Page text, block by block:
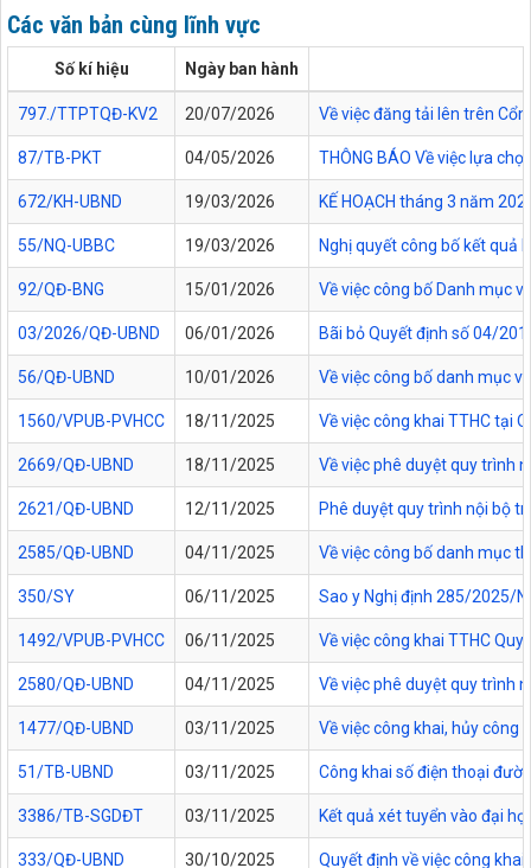
Các văn bản cùng lĩnh vực
Số kí hiệu Ngày ban hành
797./TTPTQĐ-KV2 20/07/2026 Về việc đăng tải lên trên
87/TB-PKT 04/05/2026 THÔNG BÁO Về việc lựa
672/KH-UBND 19/03/2026 KẾ HOẠCH tháng 3 năm
55/NQ-UBBC 19/03/2026 Nghị quyết công bố kết quả
92/QĐ-BNG 15/01/2026 Về việc công bố Danh mục
03/2026/QĐ-UBND 06/01/2026 Bãi bỏ Quyết định số 04/
56/QĐ-UBND 10/01/2026 Về việc công bố danh mục
1560/VPUB-PVHCC 18/11/2025 Về việc công khai TTHC tại
2669/QĐ-UBND 18/11/2025 Về việc phê duyệt quy trình
2621/QĐ-UBND 12/11/2025 Phê duyệt quy trình nội bộ
2585/QĐ-UBND 04/11/2025 Về việc công bố danh mục
350/SY 06/11/2025 Sao y Nghị định 285/2025/
1492/VPUB-PVHCC 06/11/2025 Về việc công khai TTHC
2580/QĐ-UBND 04/11/2025 Về việc phê duyệt quy trình
1477/QĐ-UBND 03/11/2025 Về việc công khai, hủy công
51/TB-UBND 03/11/2025 Công khai số điện thoại
3386/TB-SGDĐT 03/11/2025 Kết quả xét tuyển vào đại
333/QĐ-UBND 30/10/2025 Quyết định về việc công